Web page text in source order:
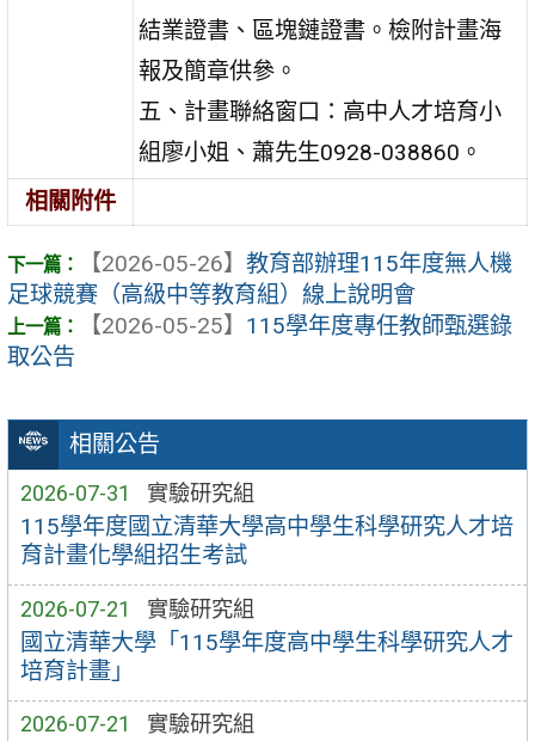
相關公告
2026-07-31 實驗研究組
115學年度國立清華大學高中學生科學研究人才培
育計畫化學組招生考試
2026-07-21 實驗研究組
國立清華大學「115學年度高中學生科學研究人才
培育計畫」
2026-07-21 實驗研究組
結業證書、區塊鏈證書。檢附計畫海
報及簡章供參。
五、計畫聯絡窗口：高中人才培育小
組廖小姐、蕭先生0928-038860。
相關附件
【2026-05-26】 教育部辦理115年度無人機
足球競賽（高級中等教育組）線上說明會
【2026-05-25】 115學年度專任教師甄選錄
取公告